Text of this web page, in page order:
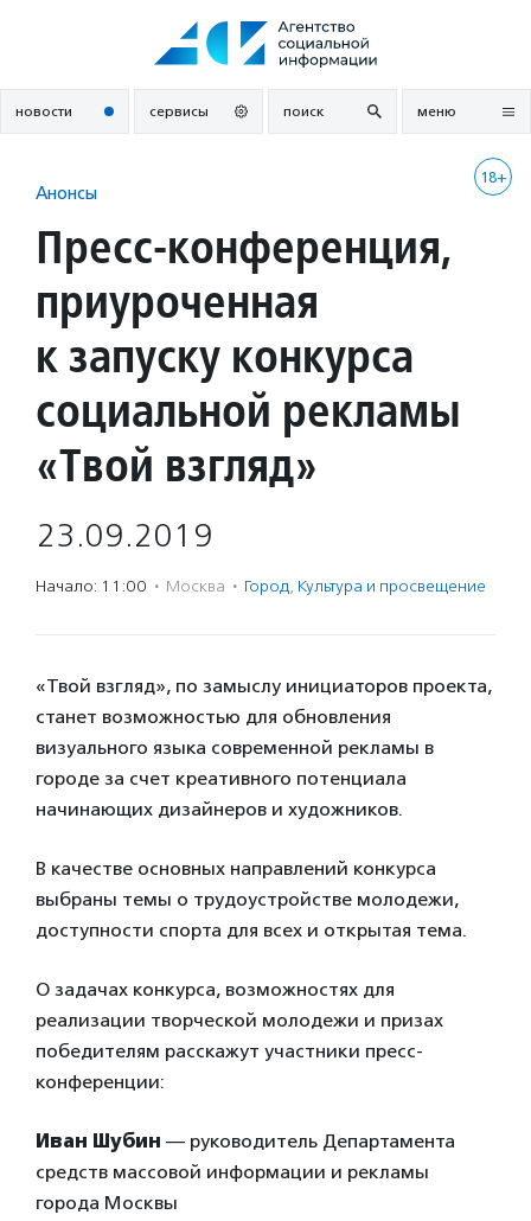
новости сервисы поиск меню
18+
Анонсы
Пресс-конференция,
приуроченная
к запуску конкурса
социальной рекламы
«Твой взгляд»
23.09.2019
Начало: 11:00 · Москва · Город, Культура и просвещение
«Твой взгляд», по замыслу инициаторов проекта,
станет возможностью для обновления
визуального языка современной рекламы в
городе за счет креативного потенциала
начинающих дизайнеров и художников.
В качестве основных направлений конкурса
выбраны темы о трудоустройстве молодежи,
доступности спорта для всех и открытая тема.
О задачах конкурса, возможностях для
реализации творческой молодежи и призах
победителям расскажут участники пресс-
конференции:
Иван Шубин — руководитель Департамента
средств массовой информации и рекламы
города Москвы